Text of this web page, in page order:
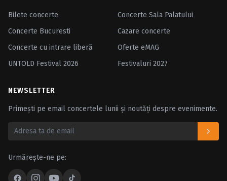
Bilete concerte
Concerte Sala Palatului
Concerte Bucuresti
Cazare concerte
Concerte cu intrare liberă
Oferte eMAG
UNTOLD Festival 2026
Festivaluri 2027
NEWSLETTER
Primești pe email concertele lunii și noutăți despre evenimente.
Urmărește-ne pe: